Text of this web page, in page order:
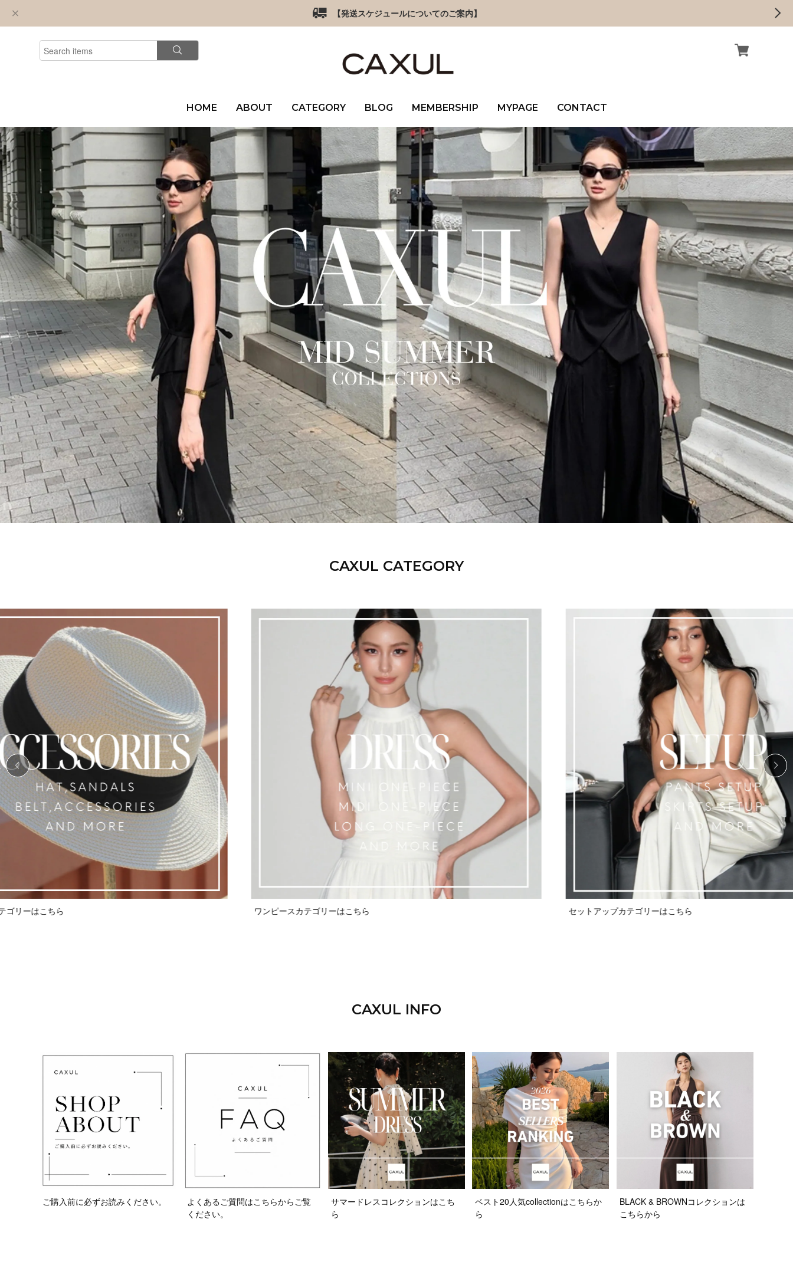
【発送スケジュールについてのご案内】
HOME ABOUT CATEGORY BLOG MEMBERSHIP MYPAGE CONTACT
CAXUL CATEGORY
ゴリーはこちら ワンピースカテゴリーはこちら セットアップカテゴリーはこちら
CAXUL INFO
ご購入前に必ずお読みください。
よくあるご質問はこちらからご覧
ください。
サマードレスコレクションはこち
ら
ベスト20人気collectionはこちらか
ら
BLACK & BROWNコレクションは
こちらから